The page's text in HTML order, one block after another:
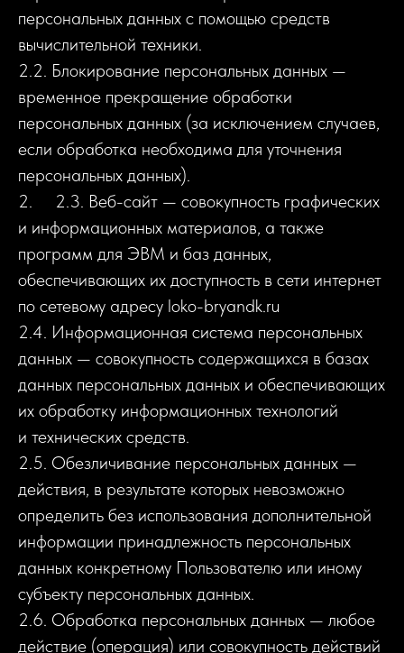
персональных данных с помощью средств
вычислительной техники.
2.2. Блокирование персональных данных —
временное прекращение обработки
персональных данных (за исключением случаев,
если обработка необходима для уточнения
персональных данных).
2. 2.3. Веб-сайт — совокупность графических
и информационных материалов, а также
программ для ЭВМ и баз данных,
обеспечивающих их доступность в сети интернет
по сетевому адресу loko-bryandk.ru
2.4. Информационная система персональных
данных — совокупность содержащихся в базах
данных персональных данных и обеспечивающих
их обработку информационных технологий
и технических средств.
2.5. Обезличивание персональных данных —
действия, в результате которых невозможно
определить без использования дополнительной
информации принадлежность персональных
данных конкретному Пользователю или иному
субъекту персональных данных.
2.6. Обработка персональных данных — любое
действие (операция) или совокупность действий